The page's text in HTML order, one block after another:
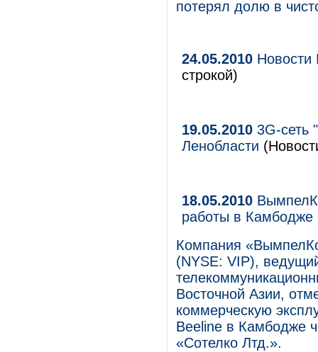
потерял долю в
24.05.2010
строкой)
19.05.2010 3G-сеть
Ленобласти
18.05.2010
работы в Камбодже
Компания
(NYSE: VIP),
Восточной Азии,
коммерческую
Beeline в Камбодже
«Сотелко Лтд.».